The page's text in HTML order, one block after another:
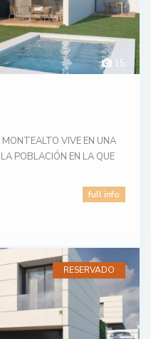
15
VIVE EN UNA
POBLACIÓN EN LA QUE
full info
RESERVADO